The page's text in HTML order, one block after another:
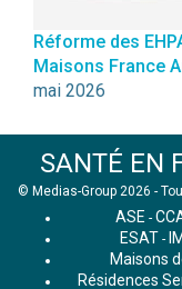
Réforme des
Maisons France
mai 2026
SANTÉ EN
© Medias-Group 2026 -
ASE -
ESAT -
Maisons
Résidences